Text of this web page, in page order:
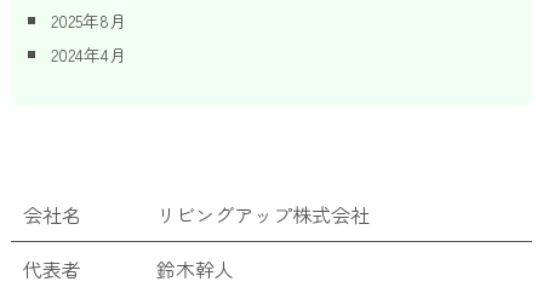
2025年8月
2024年4月
会社名
リビングアップ株式会社
代表者
鈴木幹人